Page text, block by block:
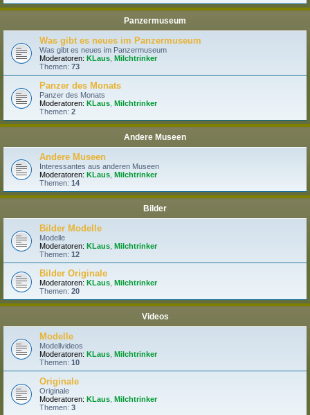
Panzermuseum
Was gibt es neues im Panzermuseum
Was gibt es neues im Panzermuseum
Moderatoren: KLaus Milchtrinker
Themen: 73
Panzer des Monats
Panzer des Monats
Moderatoren: KLaus Milchtrinker
Themen: 2
Andere Museen
Andere Museen
Interessantes aus anderen Museen
Moderatoren: KLaus Milchtrinker
Themen: 14
Bilder
Bilder Modelle
Modelle
Moderatoren: KLaus Milchtrinker
Themen: 12
Bilder Originale
Moderatoren: KLaus Milchtrinker
Themen: 20
Videos
Modelle
Modellvideos
Moderatoren: KLaus Milchtrinker
Themen: 10
Originale
Originale
Moderatoren: KLaus Milchtrinker
Themen: 3